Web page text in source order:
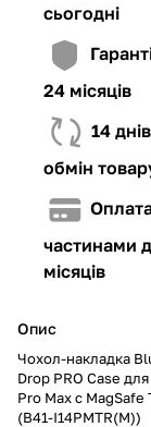
сьогодні
24 місяців
14
обмін
частинами
місяців
Опис
Чохол-накладка
Drop PRO Case
Pro Max с
(B41-I14PMTR(M))